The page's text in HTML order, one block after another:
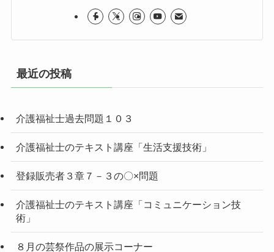
最近の投稿
介護福祉士過去問題１０３
介護福祉士のテキスト講座「生活支援技術」
登録販売者３章７－３の〇×問題
介護福祉士のテキスト講座「コミュニケーション技
術」
８月の芸祭作品の展示コーナー